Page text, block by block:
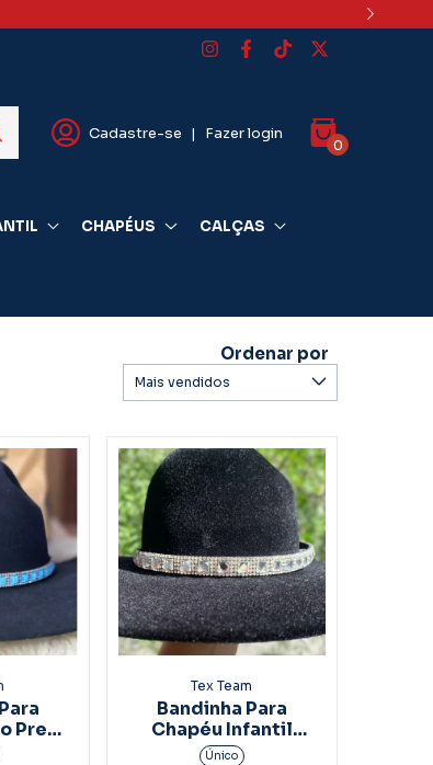
Cadastre-se | Fazer login
0
CHAPÉUS CALÇAS
Ordenar por
Preto
Tex Team
Bandinha Para
Chapéu Infantil
Couro Preto Strass
Único